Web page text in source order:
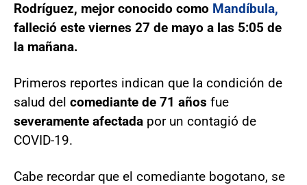
Rodríguez, mejor conocido como Mandíbula,
falleció este viernes 27 de mayo a las 5:05 de
la mañana.
Primeros reportes indican que la condición de
salud del comediante de 71 años fue
severamente afectada por un contagió de
COVID-19.
Cabe recordar que el comediante bogotano, se